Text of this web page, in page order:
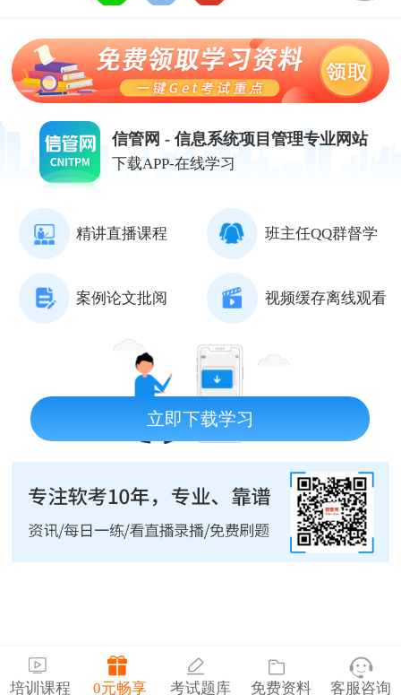
信管网 - 信息系统项目管理专业网站
下载APP-在线学习
精讲直播课程 班主任QQ群督学
案例论文批阅 视频缓存离线观看
立即下载学习
培训课程 0元畅享 考试题库 免费资料 客服咨询